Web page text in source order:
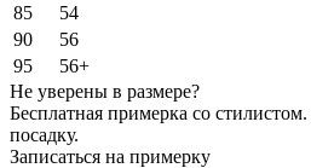
85
54
90
56
95
56+
Не уверены в размере?
Бесплатная примерка со
посадку.
Записаться на примерку